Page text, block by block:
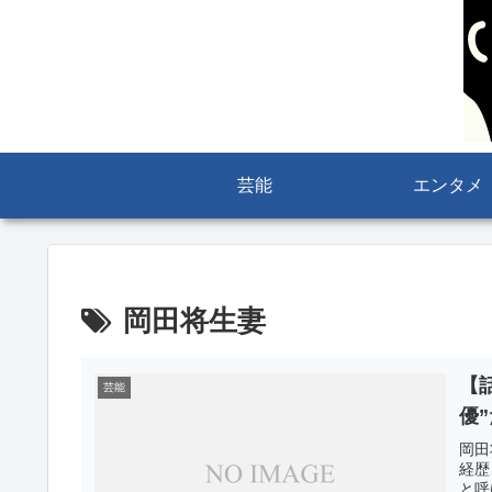
芸能 エンタメ
岡田将生妻
芸能
優
岡
経